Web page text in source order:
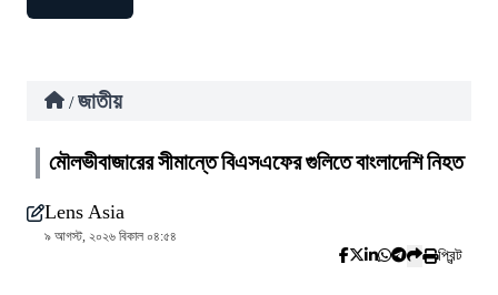
/ জাতীয়
মৌলভীবাজারের সীমান্তে বিএসএফের গুলিতে বাংলাদেশি নিহত
Lens Asia
৯ আগস্ট, ২০২৬ বিকাল ০৪:৫৪
প্রিন্ট